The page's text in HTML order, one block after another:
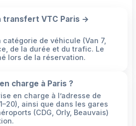
transfert VTC Paris →
de véhicule (Van 7,
de la durée et du trafic. Le
lors de la réservation.
charge à Paris ?
en charge à l’adresse de
ainsi que dans les gares
(CDG, Orly, Beauvais)